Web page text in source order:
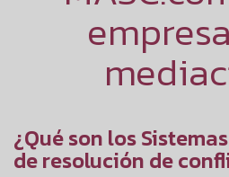
¿Qué son los
de resolución de